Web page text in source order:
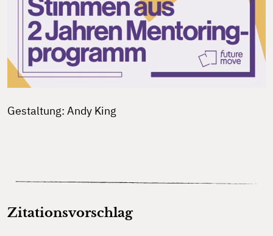
Gestaltung: Andy King
Zitationsvorschlag